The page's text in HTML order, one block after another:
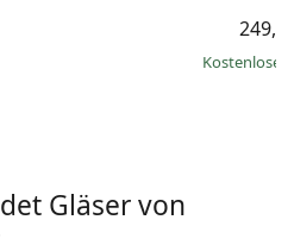
Kostenloser
Gläser von